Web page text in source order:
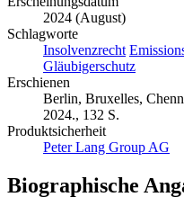
2024 (August)
Schlagworte
Insolvenzrecht
Gläubigerschutz
Erschienen
Berlin, Bruxelles,
2024., 132 S.
Produktsicherheit
Peter Lang Group AG
Biographische